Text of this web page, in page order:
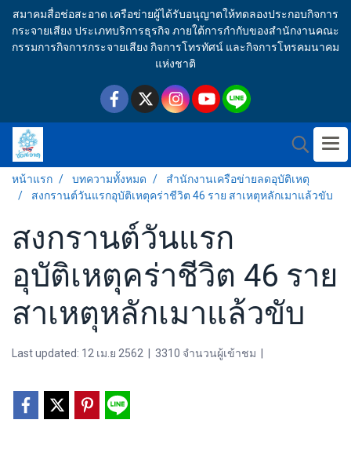
สมาคมสื่อช่อสะอาด เครือข่ายผู้ได้รับอนุญาตให้ทดลองประกอบกิจการ
กระจายเสียง ประเภทบริการธุรกิจ ภายใต้การกำกับของสำนักงานคณะ
กรรมการกิจการกระจายเสียง กิจการโทรทัศน์ และกิจการโทรคมนาคม
แห่งชาติ
หน้าแรก บทความทั้งหมด
สำนักงานเครือข่ายลดอุบัติเหตุ
สงกรานต์วันแรกอุบัติเหตุคร่าชีวิต 46 ราย สาเหตุหลักเมาแล้วขับ
สงกรานต์วันแรก
อุบัติเหตุคร่าชีวิต 46 ราย
สาเหตุหลักเมาแล้วขับ
Last updated: 12 เม.ย 2562 3310 จำนวนผู้เข้าชม